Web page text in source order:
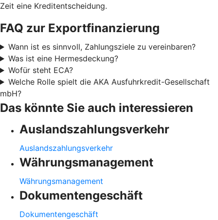
Zeit eine Kreditentscheidung.
FAQ zur Exportfinanzierung
Wann ist es sinnvoll, Zahlungsziele zu vereinbaren?
Was ist eine Hermesdeckung?
Wofür steht ECA?
Welche Rolle spielt die AKA Ausfuhrkredit-Gesellschaft
mbH?
Das könnte Sie auch interessieren
Auslandszahlungsverkehr
Auslandszahlungsverkehr
Währungsmanagement
Währungsmanagement
Dokumentengeschäft
Dokumentengeschäft